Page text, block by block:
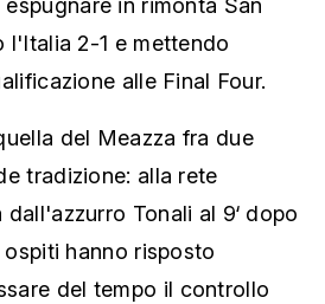
in rimonta San
l'Italia 2-1 e mettendo
alle Final Four.
del Meazza fra due
tradizione: alla rete
Tonali al 9‘ dopo
hanno risposto
del tempo il controllo